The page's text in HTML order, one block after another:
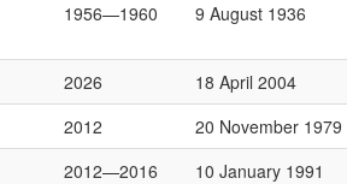
1956—1960 9 August 1936
2026 18 April 2004
2012 20 November 1979
2012—2016 10 January 1991